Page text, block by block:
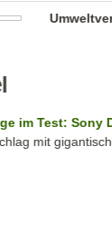
im Test: Sony
mit